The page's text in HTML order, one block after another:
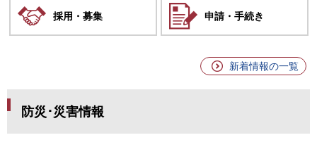
採用・募集 申請・手続き
新着情報の一覧
防災･災害情報